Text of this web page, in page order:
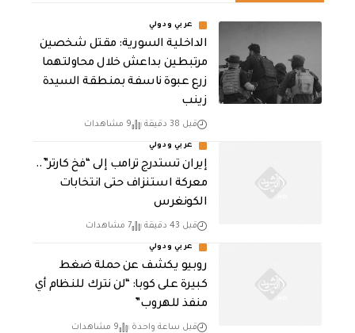
عربي ودولي
الداخلية السورية: مقتل شخصين
مرتبطين بداعش خلال محاولتهما
زرع عبوة ناسفة بمنطقة السيدة
زينب
قبل 38 دقيقة 9 مشاهدات
عربي ودولي
إيران تستدرج ترامب إلى “فخ كارتر”..
معركة استنزاف حتى انتخابات
الكونغرس
قبل 43 دقيقة 7 مشاهدات
عربي ودولي
روبيو يكشف عن حملة ضغط
كبيرة على كوبا: “لن نترك للنظام أي
منفذ للهروب”
قبل ساعة واحدة 9 مشاهدات